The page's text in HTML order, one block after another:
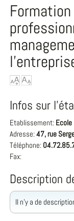
Infos sur
Etablissement:
Adresse:47, rue
Téléphone:
Fax:
Description
Il n'y a de